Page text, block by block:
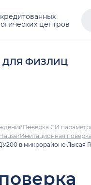
центров
ДЛЯ ФИЗЛИЦ
Поверка СИ
Имитационная
в микрорайоне Лысая